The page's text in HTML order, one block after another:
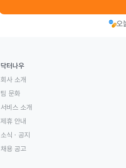
오
닥터나우
회사 소개
팀 문화
서비스 소개
제휴 안내
소식 · 공지
채용 공고